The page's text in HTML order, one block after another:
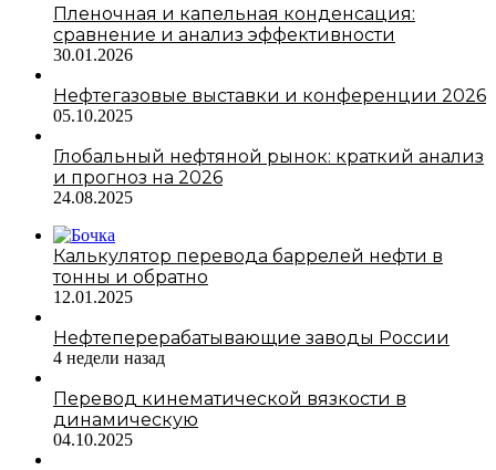
Пленочная и капельная конденсация:
сравнение и анализ эффективности
30.01.2026
Нефтегазовые выставки и конференции 2026
05.10.2025
Глобальный нефтяной рынок: краткий анализ
и прогноз на 2026
24.08.2025
Калькулятор перевода баррелей нефти в
тонны и обратно
12.01.2025
Нефтеперерабатывающие заводы России
4 недели назад
Перевод кинематической вязкости в
динамическую
04.10.2025